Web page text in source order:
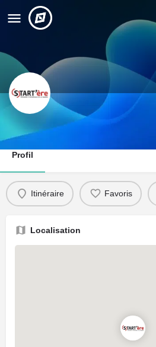
Start'ère
Profil
Itinéraire Favoris
Localisation